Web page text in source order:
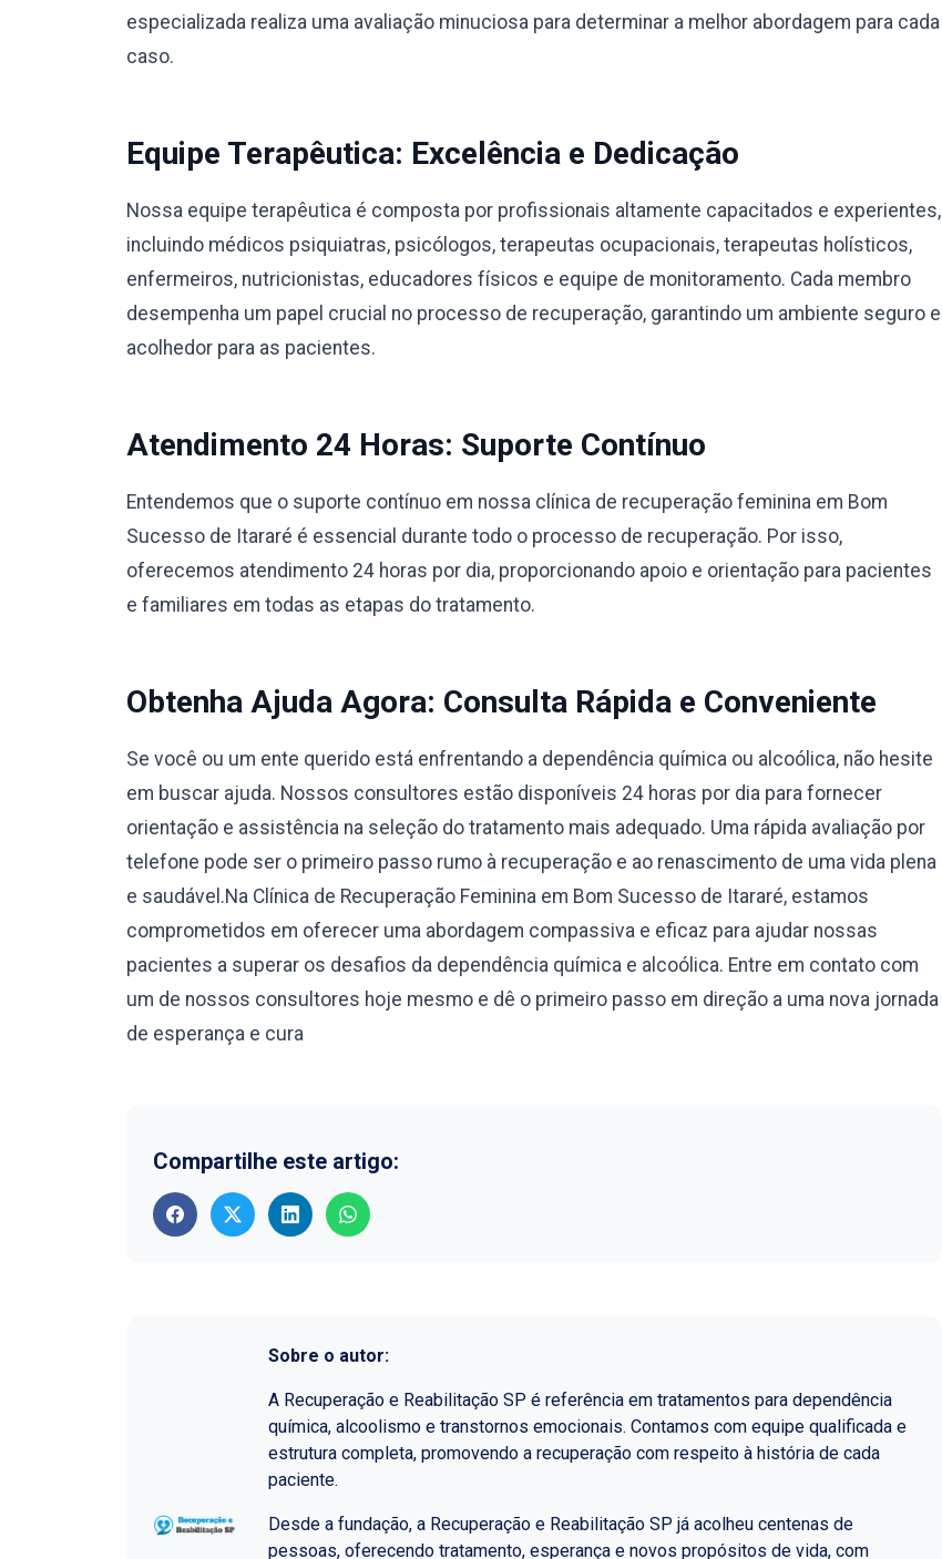
especializada realiza uma avaliação minuciosa para determinar a melhor abordagem para cada
caso.
Equipe Terapêutica: Excelência e Dedicação
Nossa equipe terapêutica é composta por profissionais altamente capacitados e experientes,
incluindo médicos psiquiatras, psicólogos, terapeutas ocupacionais, terapeutas holísticos,
enfermeiros, nutricionistas, educadores físicos e equipe de monitoramento. Cada membro
desempenha um papel crucial no processo de recuperação, garantindo um ambiente seguro e
acolhedor para as pacientes.
Atendimento 24 Horas: Suporte Contínuo
Entendemos que o suporte contínuo em nossa clínica de recuperação feminina em Bom
Sucesso de Itararé é essencial durante todo o processo de recuperação. Por isso,
oferecemos atendimento 24 horas por dia, proporcionando apoio e orientação para pacientes
e familiares em todas as etapas do tratamento.
Obtenha Ajuda Agora: Consulta Rápida e Conveniente
Se você ou um ente querido está enfrentando a dependência química ou alcoólica, não hesite
em buscar ajuda. Nossos consultores estão disponíveis 24 horas por dia para fornecer
orientação e assistência na seleção do tratamento mais adequado. Uma rápida avaliação por
telefone pode ser o primeiro passo rumo à recuperação e ao renascimento de uma vida plena
e saudável.Na Clínica de Recuperação Feminina em Bom Sucesso de Itararé, estamos
comprometidos em oferecer uma abordagem compassiva e eficaz para ajudar nossas
pacientes a superar os desafios da dependência química e alcoólica. Entre em contato com
um de nossos consultores hoje mesmo e dê o primeiro passo em direção a uma nova jornada
de esperança e cura
Compartilhe este artigo:
Sobre o autor:
A Recuperação e Reabilitação SP é referência em tratamentos para dependência
química, alcoolismo e transtornos emocionais. Contamos com equipe qualificada e
estrutura completa, promovendo a recuperação com respeito à história de cada
paciente.
Desde a fundação, a Recuperação e Reabilitação SP já acolheu centenas de
pessoas, oferecendo tratamento, esperança e novos propósitos de vida, com